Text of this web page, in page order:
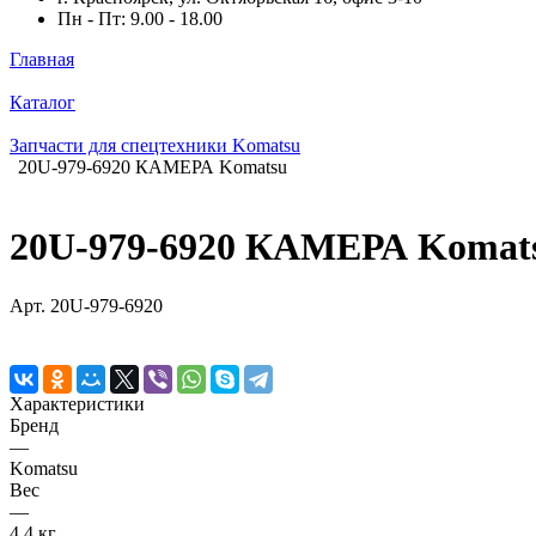
Пн - Пт: 9.00 - 18.00
Главная
Каталог
Запчасти для спецтехники Komatsu
20U-979-6920 КАМЕРА Komatsu
20U-979-6920 КАМЕРА
Арт. 20U-979-6920
Характеристики
Бренд
—
Komatsu
Вес
—